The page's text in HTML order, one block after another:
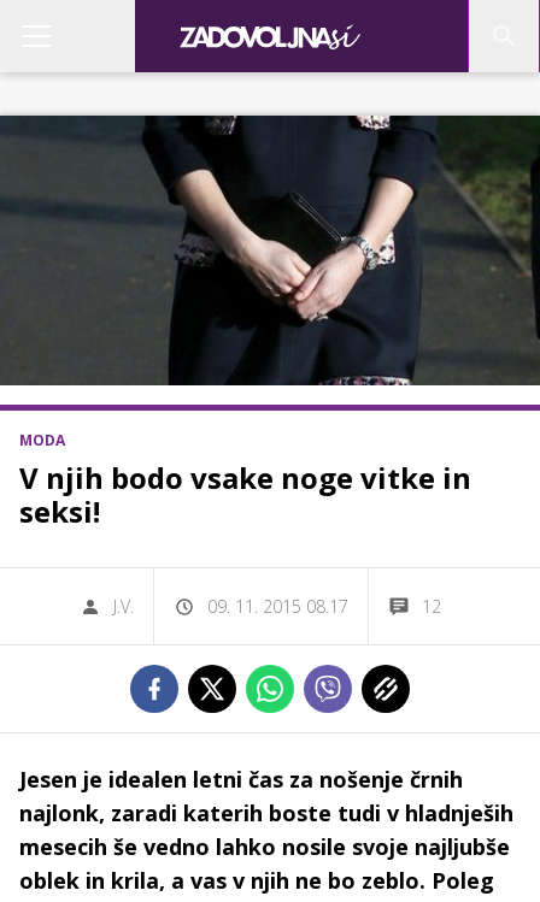
MODA
V njih bodo vsake noge vitke in
seksi!
J.V. 09. 11. 2015 08.17 12
Jesen je idealen letni čas za nošenje črnih
najlonk, zaradi katerih boste tudi v hladnješih
mesecih še vedno lahko nosile svoje najljubše
oblek in krila, a vas v njih ne bo zeblo. Poleg